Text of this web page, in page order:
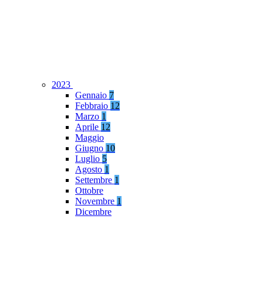
2023
Gennaio 7
Febbraio 12
Marzo 1
Aprile 12
Maggio
Giugno 10
Luglio 5
Agosto 1
Settembre 1
Ottobre
Novembre 1
Dicembre